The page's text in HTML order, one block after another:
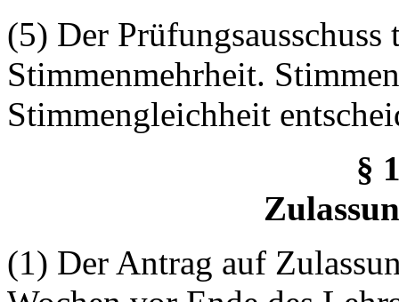
(5) Der
Stimmenmehrheit.
Stimmengleichheit
§
(1) Der Antrag auf